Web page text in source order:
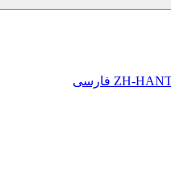
ZH- فارسی